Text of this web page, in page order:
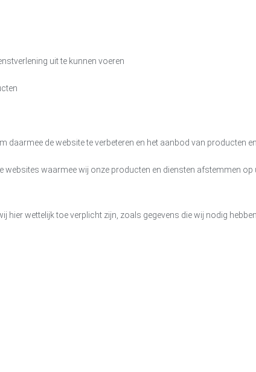
uit te kunnen voeren
daarmee de website te verbeteren en het aanbod van producten
websites waarmee wij onze producten en diensten afstemmen
hier wettelijk toe verplicht zijn, zoals gegevens die wij nodig